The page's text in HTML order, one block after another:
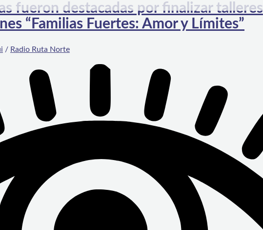
fueron destacadas por finalizar talleres
“Familias Fuertes: Amor y Límites”
/ Radio Ruta Norte